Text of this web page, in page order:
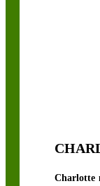
Charlotte